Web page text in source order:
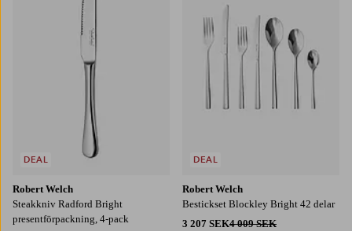
Robert Welch
Steakkniv Radford Bright
presentförpackning, 4-pack
DEAL
Robert Welch
Bestickset Blockley Bright 42 delar
3 207 SEK4 009 SEK
DEAL